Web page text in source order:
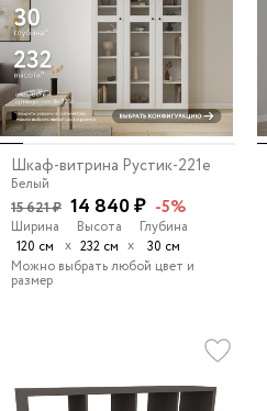
Шкаф-витрина Рустик-221e
Белый
15 621 ₽ 14 840 ₽ -5%
Ширина
120 см
х
Высота
232 см х
Глубина
30 см
Можно выбрать любой цвет и
размер